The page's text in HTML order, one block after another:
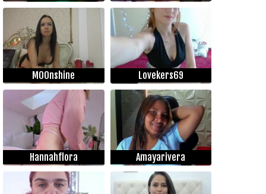
M00nshine Lovekers69
Hannahflora Amayarivera